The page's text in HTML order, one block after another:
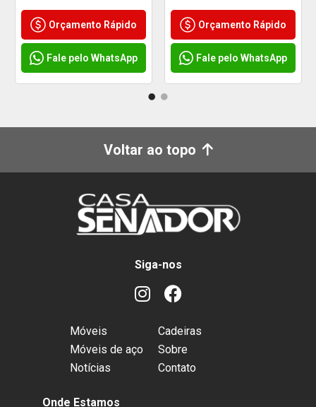
Orçamento Rápido
Fale pelo WhatsApp
Orçamento Rápido
Fale pelo WhatsApp
Voltar ao topo
Siga-nos
Móveis
Cadeiras
Móveis de aço
Sobre
Notícias
Contato
Onde Estamos